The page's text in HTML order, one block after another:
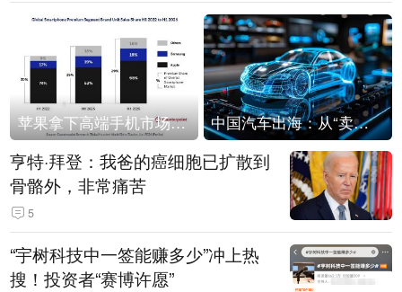
苹果拿下高端手机市场65%的份额：iPhone 17系列功不可没 中国汽车出海：从“卖出去”到“走进去”
亨特·拜登：我爸的癌细胞已扩散到
骨骼外，非常痛苦
5
“宇树科技中一签能赚多少”冲上热
搜！投资者“赛博许愿”